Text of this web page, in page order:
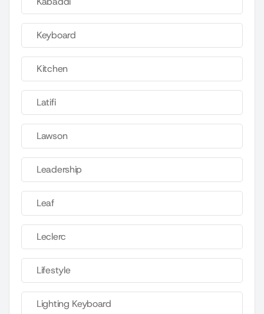
Keyboard
Kitchen
Latifi
Lawson
Leadership
Leaf
Leclerc
Lifestyle
Lighting Keyboard